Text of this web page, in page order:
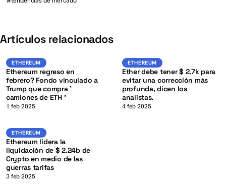
Artículos relacionados
ETHEREUM K
ETHEREUM
Ethereum regreso en
febrero? Fondo vinculado a
Trump que compra '
camiones de ETH '
1 feb 2025
Ethereum
ETHEREUM
Ether debe tener $ 2.7k para
evitar una corrección más
profunda, dicen los
analistas.
4 feb 2025
ETHEREUM K
ETHEREUM
Ethereum lidera la
liquidación de $ 2.24b de
Crypto en medio de las
guerras tarifas
3 feb 2025